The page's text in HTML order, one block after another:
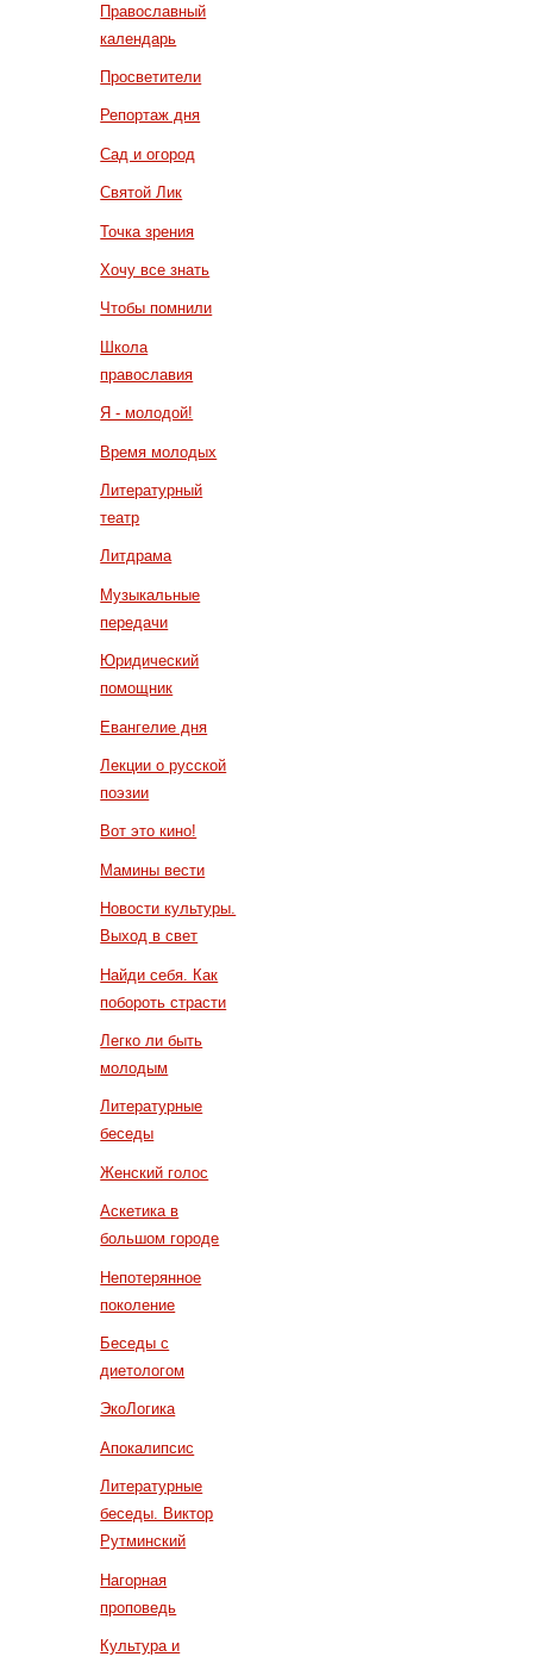
Православный
календарь
Просветители
Репортаж дня
Сад и огород
Святой Лик
Точка зрения
Хочу все знать
Чтобы помнили
Школа
православия
Я - молодой!
Время молодых
Литературный
театр
Литдрама
Музыкальные
передачи
Юридический
помощник
Евангелие дня
Лекции о русской
поэзии
Вот это кино!
Мамины вести
Новости культуры.
Выход в свет
Найди себя. Как
побороть страсти
Легко ли быть
молодым
Литературные
беседы
Женский голос
Аскетика в
большом городе
Непотерянное
поколение
Беседы с
диетологом
ЭкоЛогика
Апокалипсис
Литературные
беседы. Виктор
Рутминский
Нагорная
проповедь
Культура и